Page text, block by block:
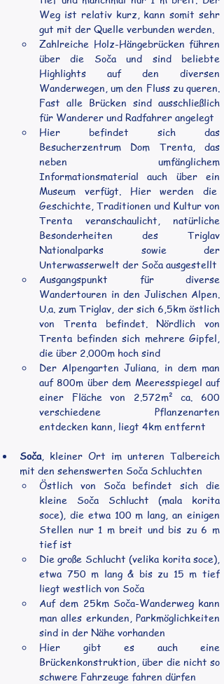
Weg ist relativ kurz, kann somit sehr
gut mit der Quelle verbunden werden.
Zahlreiche Holz-Hängebrücken führen
über die Soča und sind beliebte
Highlights auf den diversen
Wanderwegen, um den Fluss zu queren.
Fast alle Brücken sind ausschließlich
für Wanderer und Radfahrer angelegt
Hier befindet sich das
Besucherzentrum Dom Trenta, das
neben umfänglichem
Informationsmaterial auch über ein
Museum verfügt. Hier werden die
Geschichte, Traditionen und Kultur von
Trenta veranschaulicht, natürliche
Besonderheiten des Triglav
Nationalparks sowie der
Unterwasserwelt der Soča ausgestellt
Ausgangspunkt für diverse
Wandertouren in den Julischen Alpen.
U.a. zum Triglav, der sich 6,5km östlich
von Trenta befindet. Nördlich von
Trenta befinden sich mehrere Gipfel,
die über 2.000m hoch sind
Der Alpengarten Juliana, in dem man
auf 800m über dem Meeresspiegel auf
einer Fläche von 2.572m² ca. 600
verschiedene Pflanzenarten
entdecken kann, liegt 4km entfernt
Soča, kleiner Ort im unteren Talbereich
mit den sehenswerten Soča Schluchten
Östlich von Soča befindet sich die
kleine Soča Schlucht (mala korita
soce), die etwa 100 m lang, an einigen
Stellen nur 1 m breit und bis zu 6 m
tief ist
Die große Schlucht (velika korita soce),
etwa 750 m lang & bis zu 15 m tief
liegt westlich von Soča
Auf dem 25km Soča-Wanderweg kann
man alles erkunden, Parkmöglichkeiten
sind in der Nähe vorhanden
Hier gibt es auch eine
Brückenkonstruktion, über die nicht so
schwere Fahrzeuge fahren dürfen